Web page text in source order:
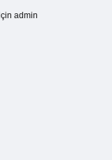
admin